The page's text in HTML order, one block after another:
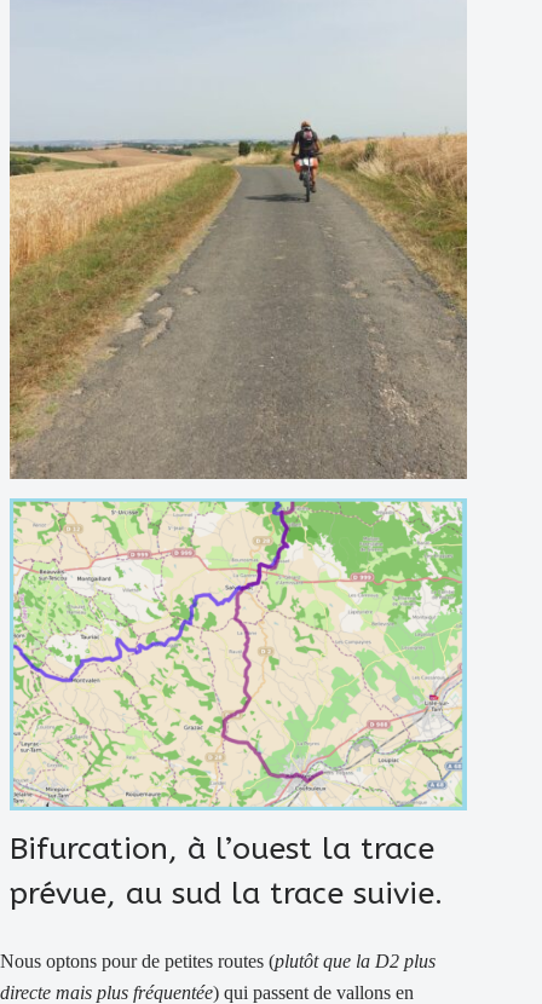
Bifurcation, à l’ouest la trace
prévue, au sud la trace suivie.
Nous optons pour de petites routes (plutôt que la D2 plus
directe mais plus fréquentée) qui passent de vallons en